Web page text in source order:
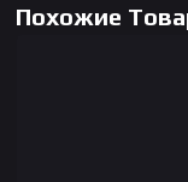
Похожие